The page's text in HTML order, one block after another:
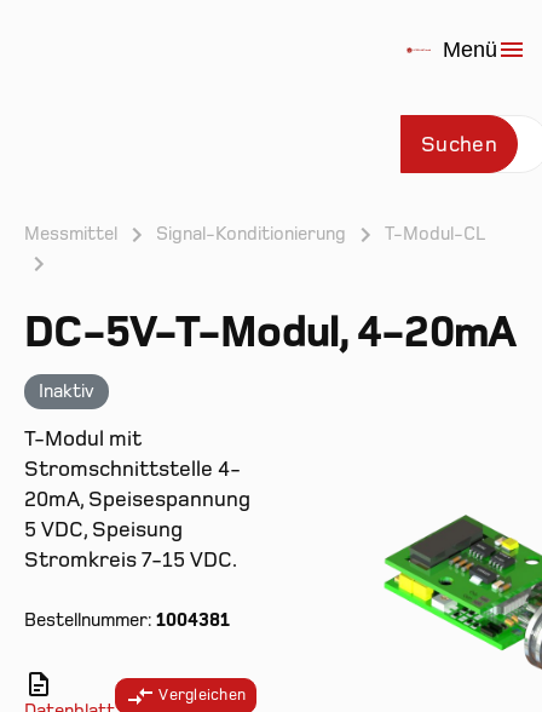
Menü
Suchen
Messmittel Signal-Konditionierung T-Modul-CL
DC-5V-T-Modul, 4-20mA
Inaktiv
T-Modul mit
Stromschnittstelle 4-
20mA, Speisespannung
5 VDC, Speisung
Stromkreis 7-15 VDC.
Bestellnummer: 1004381
Vergleichen